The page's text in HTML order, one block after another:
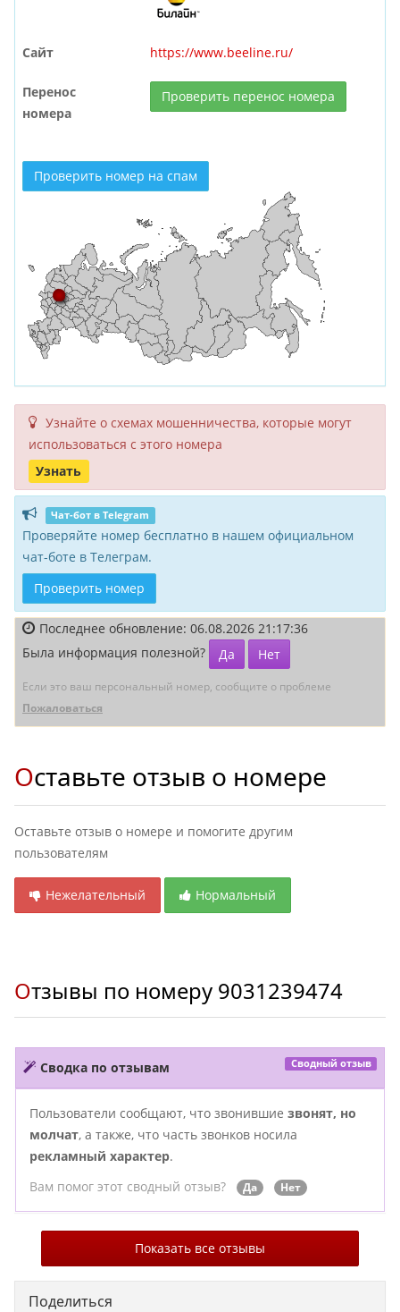
Сайт https://www.beeline.ru/
Перенос
номера
Проверить перенос номера
Проверить номер на спам
Узнайте о схемах мошенни­чества, кото­рые могут
исполь­зоваться с этого номера
Узнать
Чат-бот в Telegram
Проверяйте номер бесплатно в нашем официальном
чат-боте в Телеграм.
Проверить номер
Последнее обновление: 06.08.2026 21:17:36
Была информация полезной?
Да Нет
Если это ваш персональный номер, сообщите о проблеме
Пожаловаться
Оставьте отзыв о номере
Оставьте отзыв о номере и помогите другим
пользователям
Нежелательный Нормальный
Отзывы по номеру 9031239474
Сводка по отзывам Сводный отзыв
Пользователи сообщают, что звонившие звонят, но
молчат, а также, что часть звонков носила
рекламный характер.
Вам помог этот сводный отзыв?
Да Нет
Показать все отзывы
Поделиться